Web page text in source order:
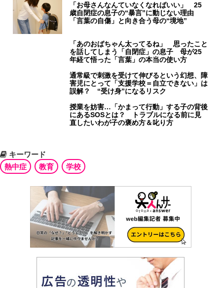
「お母さんなんていなくなればいい」 25
歳自閉症の息子の“暴言”に動じない理由
「言葉の自傷」と向き合う母の“境地”
「あのおばちゃん太ってるね」 思ったこと
を話してしまう「自閉症」の息子 母が25
年経て悟った「言葉」の本当の使い方
通常級で刺激を受けて伸びるという幻想、障
害児にとって「支援学校＝自立できない」は
誤解？ “受け身”になるリスク
授業を妨害…「かまって行動」する子の背後
にあるSOSとは？ トラブルになる前に見
直したいわが子の褒め方＆叱り方
キーワード
熱中症
教育 学校